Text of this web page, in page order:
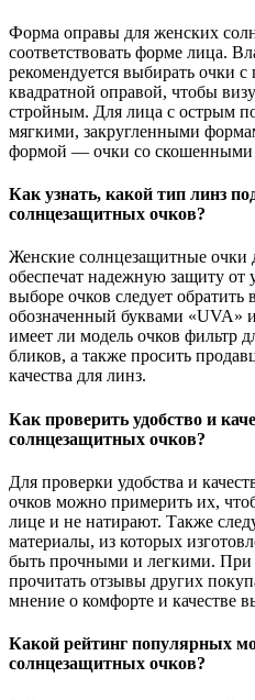
Форма оправы для женских
соответствовать форме лица.
рекомендуется выбирать очки
квадратной оправой, чтобы
стройным. Для лица с острым
мягкими, закругленными
формой — очки со скошенными
Как узнать, какой тип линз
солнцезащитных очков?
Женские солнцезащитные
обеспечат надежную защиту от
выборе очков следует
обозначенный буквами «UVA»
имеет ли модель очков фильтр
бликов, а также просить
качества для линз.
Как проверить удобство и
солнцезащитных очков?
Для проверки удобства и
очков можно примерить их,
лице и не натирают. Также
материалы, из которых
быть прочными и легкими. При
прочитать отзывы других
мнение о комфорте и качестве
Какой рейтинг популярных
солнцезащитных очков?